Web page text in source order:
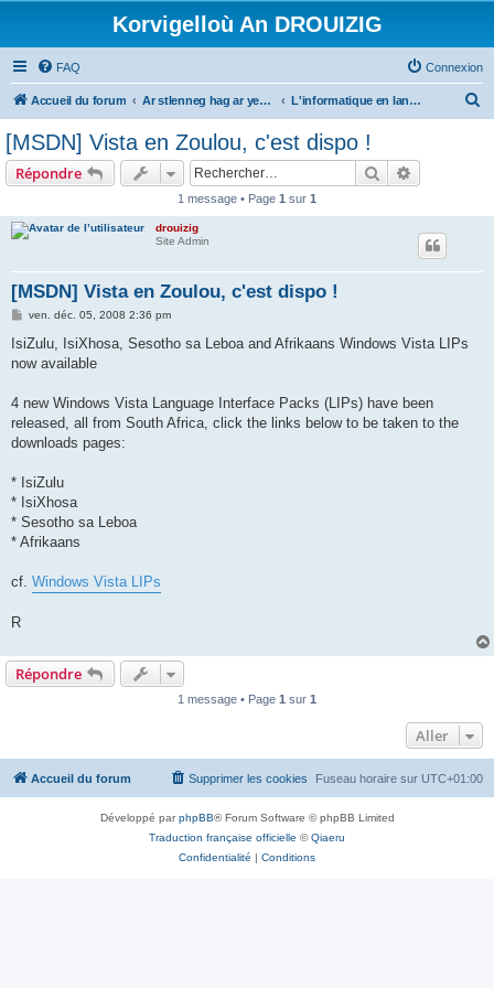
Korvigelloù An DROUIZIG
FAQ Connexion
Accueil du forum Ar stlenneg hag ar yezhoù bihan er bed a-bezh L'informatique en langues régionales et minoritaires
[MSDN] Vista en Zoulou, c'est dispo !
Répondre Rechercher
1 message • Page 1 sur 1
drouizig
Site Admin
[MSDN] Vista en Zoulou, c'est dispo !
M
s
a
ven. déc. 05, 2008 2:36 pm
IsiZulu, IsiXhosa, Sesotho sa Leboa and Afrikaans Windows Vista LIPs
now available
4 new Windows Vista Language Interface Packs (LIPs) have been
released, all from South Africa, click the links below to be taken to the
downloads pages:
* IsiZulu
* IsiXhosa
* Sesotho sa Leboa
* Afrikaans
cf. Windows Vista LIPs
R
Répondre
1 message • Page 1 sur 1
Aller
Accueil du forum Fuseau horaire sur UTC+01:00
Supprimer les cookies
Développé parphpBB® Forum Software © phpBB Limited
Traduction française officielle ©Qiaeru
Confidentialité | Conditions